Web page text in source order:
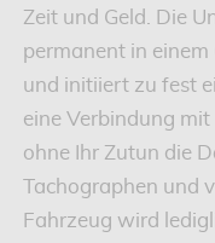
Zeit und Geld. Die
permanent in
und initiiert zu fest
eine Verbindung
ohne Ihr Zutun die
Tachographen und
Fahrzeug wird